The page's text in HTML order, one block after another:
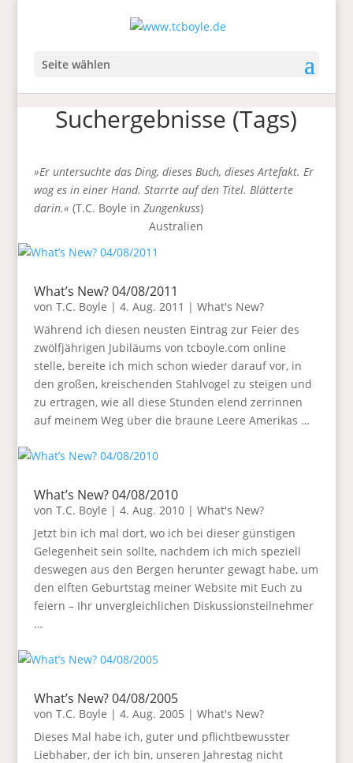
Seite wählen
Suchergebnisse (Tags)
»Er untersuchte das Ding, dieses Buch, dieses Artefakt. Er
wog es in einer Hand. Starrte auf den Titel. Blätterte
darin.« (T.C. Boyle in Zungenkuss)
Australien
What’s New? 04/08/2011
von T.C. Boyle | 4. Aug. 2011 | What's New?
Während ich diesen neusten Eintrag zur Feier des
zwölfjährigen Jubiläums von tcboyle.com online
stelle, bereite ich mich schon wieder darauf vor, in
den großen, kreischenden Stahlvogel zu steigen und
zu ertragen, wie all diese Stunden elend zerrinnen
auf meinem Weg über die braune Leere Amerikas …
What’s New? 04/08/2010
von T.C. Boyle | 4. Aug. 2010| What's New?
Jetzt bin ich mal dort, wo ich bei dieser günstigen
Gelegenheit sein sollte, nachdem ich mich speziell
deswegen aus den Bergen herunter gewagt habe, um
den elften Geburtstag meiner Website mit Euch zu
feiern – Ihr unvergleichlichen Diskussionsteilnehmer
…
What’s New? 04/08/2005
von T.C. Boyle | 4. Aug. 2005 | What's New?
Dieses Mal habe ich, guter und pflichtbewusster
Liebhaber, der ich bin, unseren Jahrestag nicht